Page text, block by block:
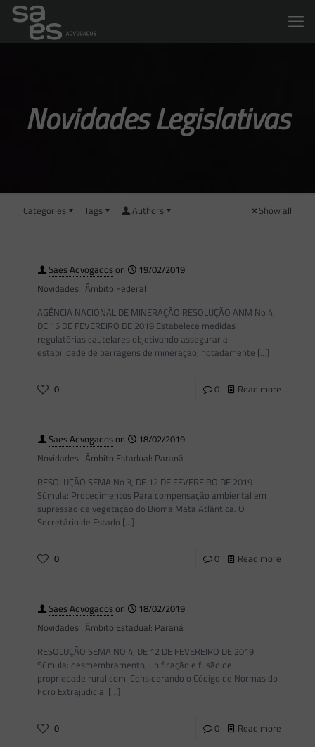
Novidades Legislativas
Categories Tags Authors Show all
Saes Advogadoson
19/02/2019
Novidades | Âmbito Federal
AGÊNCIA NACIONAL DE MINERAÇÃO RESOLUÇÃO ANM No 4,
DE 15 DE FEVEREIRO DE 2019 Estabelece medidas
regulatórias cautelares objetivando assegurar a
estabilidade de barragens de mineração, notadamente […]
0 0 Read more
Saes Advogadoson
18/02/2019
Novidades | Âmbito Estadual: Paraná
RESOLUÇÃO SEMA No 3, DE 12 DE FEVEREIRO DE 2019
Súmula: Procedimentos Para compensação ambiental em
supressão de vegetação do Bioma Mata Atlântica. O
Secretário de Estado […]
0 0 Read more
Saes Advogadoson
18/02/2019
Novidades | Âmbito Estadual: Paraná
RESOLUÇÃO SEMA NO 4, DE 12 DE FEVEREIRO DE 2019
Súmula: desmembramento, unificação e fusão de
propriedade rural com. Considerando o Código de Normas do
Foro Extrajudicial […]
0 0 Read more